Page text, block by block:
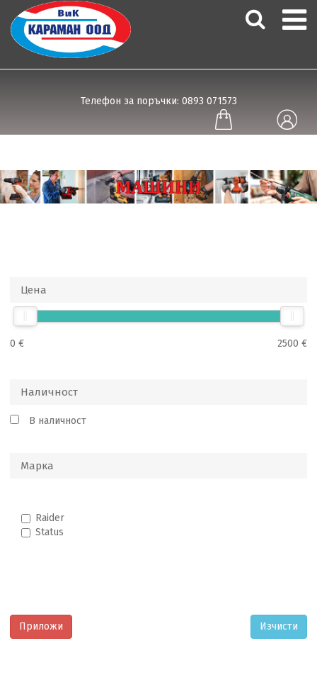
Телефон за поръчки: 0893 071573
Цена
0 € 2500 €
Наличност
В наличност
Марка
Raider
Status